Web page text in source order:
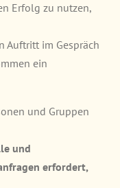
Erfolg zu nutzen,
Auftritt im Gespräch
ein
und Gruppen
und
erfordert,